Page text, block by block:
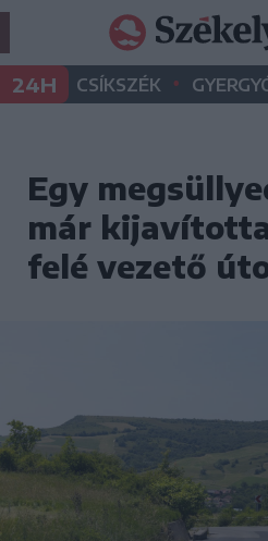
24H CSÍKSZÉK •
Egy
már
felé vezető